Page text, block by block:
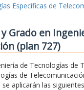
Específicas de
Grado en
(plan 727)
de Tecnologías de
de
aplicarán las